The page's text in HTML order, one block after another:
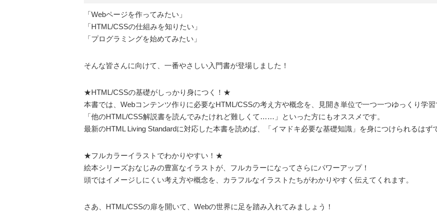
「Webページを作ってみたい」
「HTML/CSSの仕組みを知りたい」
「プログラミングを始めてみたい」
そんな皆さんに向けて、一番やさしい入門書が登場しました！
★HTML/CSSの基礎がしっかり身につく！★
本書では、Webコンテンツ作りに必要なHTML/CSSの考え方や概念を、見開き単位で一つ一つゆっくり学習
「他のHTML/CSS解説書を読んでみたけれど難しくて……」といった方にもオススメです。
最新のHTML Living Standardに対応した本書を読めば、「イマドキ必要な基礎知識」を身につけられるはず
★フルカラーイラストでわかりやすい！★
絵本シリーズおなじみの豊富なイラストが、フルカラーになってさらにパワーアップ！
頭ではイメージしにくい考え方や概念を、カラフルなイラストたちがわかりやすく伝えてくれます。
さあ、HTML/CSSの扉を開いて、Webの世界に足を踏み入れてみましょう！